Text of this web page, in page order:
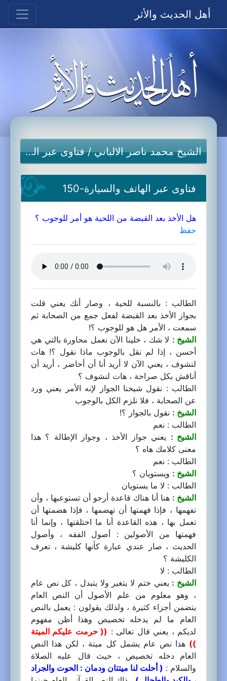
أهل الحديث والأثر
الشيخ محمد ناصر الالباني/فتاوى عبر الهاتف والسيارة
فتاوى عبر الهاتف والسيارة-150
هل الأخذ بعد القبضة من اللحية هو أمر للوجوب ؟
حفظ
الطالب : بالنسبة للحية ، وصار أنك يعني قلت
بجواز الأخذ بعد القبضة لفعل جمع من الصحابة ثم
سمعت ، الأمر هل هو للوجوب ؟!
الشيخ : لا شك ، خلينا الآن نعمل محاورة بالتي هي
أحسن ، إذا لم نقل بالوجوب ماذا نقول ؟! هات
لنشوف ، يعني الآن لا أريد أنا أن أحاضر ، أريد أن
أناقش بكل صراحة ، هات لنشوف ؟
الطالب : نقول شيخنا الجواز لإنه الأمر يعني ورد
عن الصحابة ، فلا نلزم الكل بالوجوب
الشيخ : نقول بالجواز ؟!
الطالب : نعم
الشيخ : يعني جواز الأخذ ، وجواز الإطالة ؟ هذا
معنى كلامك هاه ؟
الطالب : نعم
الشيخ : ويستويان ؟
الطالب : لا ما يستويان
الشيخ : هنا أنا هناك قاعدة أرجو أن تستوعبها ، وأن
تفهمها ، فإذا فهمتها أن تهضمها ، فإذا هضمتها أن
تعمل بها ، هذه القاعدة أنا ما اختلقتها ، وإنما أنا
فهمتها من الأصولين : أصول الفقه ، وأصول
الحديث ، صار عندي عبارة كأنها كليشة ، تعرف
الكليشة ؟
الطالب : لا
الشيخ : يعني ختم لا يتغير ولا يتبدل ، كل نص عام
، وهو معلوم من علم الأصول أن النص العام
يتضمن أجزاء كثيرة ، ولذلك يقولون : يعمل بالنص
العام ما لم يدخله تخصيص وهذا أظن مفهوم
لديكم ، يعني قال تعالى : (( حرمت عليكم الميتة
)) هذا نص عام يشمل كل ميتة ، لكن هذا النص
العام دخله تخصيص ، حيث قال عليه الصلاة
والسلام : ( أحلت لنا ميتتان ودمان : الحوت والجراد